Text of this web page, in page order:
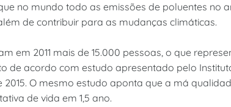
no mundo todo as emissões de poluentes no
de contribuir para as mudanças climáticas.
em 2011 mais de 15.000 pessoas, o que
de acordo com estudo apresentado pelo
O mesmo estudo aponta que a má
de vida em 1,5 ano.